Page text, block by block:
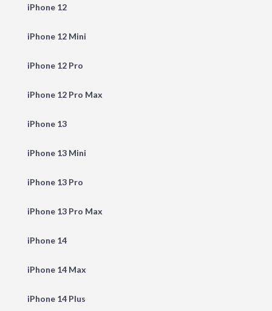
iPhone 12
iPhone 12 Mini
iPhone 12 Pro
iPhone 12 Pro Max
iPhone 13
iPhone 13 Mini
iPhone 13 Pro
iPhone 13 Pro Max
iPhone 14
iPhone 14 Max
iPhone 14 Plus